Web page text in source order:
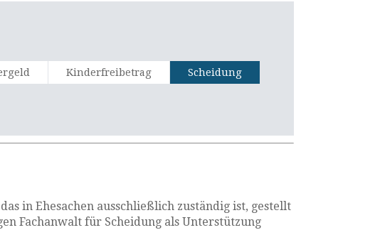
Kinderfreibetrag Scheidung
in Ehesachen ausschließlich zuständig ist, gestellt
Fachanwalt für Scheidung als Unterstützung